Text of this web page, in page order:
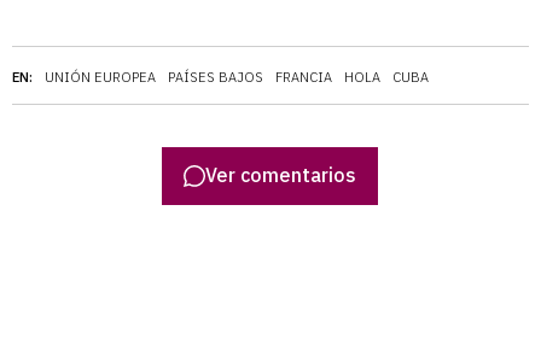
EN: UNIÓN EUROPEA PAÍSES BAJOS FRANCIA HOLA CUBA
Ver comentarios